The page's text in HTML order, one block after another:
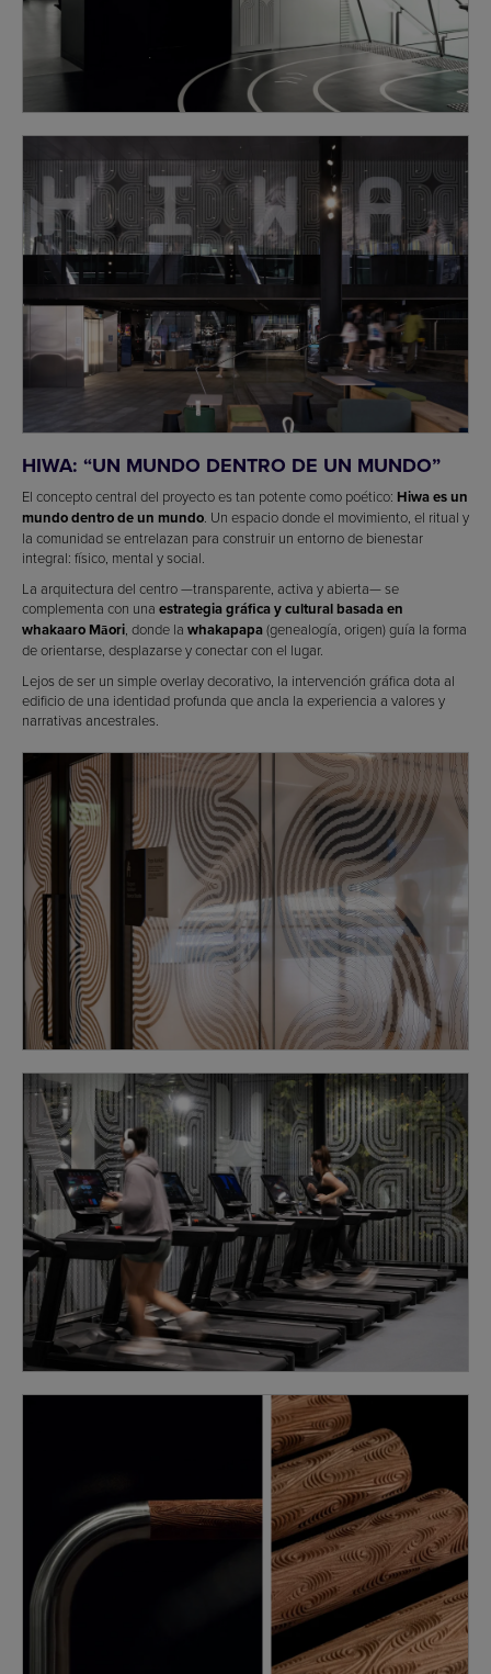
HIWA: “UN MUNDO DENTRO DE UN MUNDO”
El concepto central del proyecto es tan potente como poético: Hiwa es un
mundo dentro de un mundo. Un espacio donde el movimiento, el ritual y
la comunidad se entrelazan para construir un entorno de bienestar
integral: físico, mental y social.
La arquitectura del centro —transparente, activa y abierta— se
complementa con una estrategia gráfica y cultural basada en
whakaaro Māori, donde la whakapapa(genealogía, origen) guía la forma
de orientarse, desplazarse y conectar con el lugar.
Lejos de ser un simple overlay decorativo, la intervención gráfica dota al
edificio de una identidad profunda que ancla la experiencia a valores y
narrativas ancestrales.